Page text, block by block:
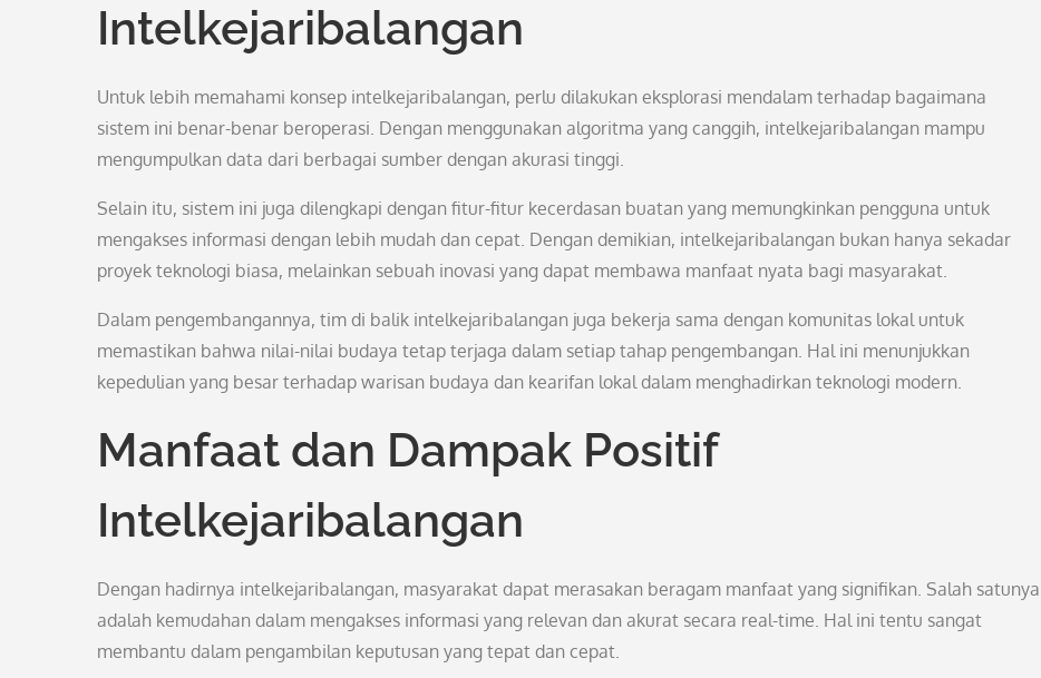
Intelkejaribalangan
Untuk lebih memahami konsep intelkejaribalangan, perlu dilakukan eksplorasi mendalam terhadap bagaimana
sistem ini benar-benar beroperasi. Dengan menggunakan algoritma yang canggih, intelkejaribalangan mampu
mengumpulkan data dari berbagai sumber dengan akurasi tinggi.
Selain itu, sistem ini juga dilengkapi dengan fitur-fitur kecerdasan buatan yang memungkinkan pengguna untuk
mengakses informasi dengan lebih mudah dan cepat. Dengan demikian, intelkejaribalangan bukan hanya sekadar
proyek teknologi biasa, melainkan sebuah inovasi yang dapat membawa manfaat nyata bagi masyarakat.
Dalam pengembangannya, tim di balik intelkejaribalangan juga bekerja sama dengan komunitas lokal untuk
memastikan bahwa nilai-nilai budaya tetap terjaga dalam setiap tahap pengembangan. Hal ini menunjukkan
kepedulian yang besar terhadap warisan budaya dan kearifan lokal dalam menghadirkan teknologi modern.
Manfaat dan Dampak Positif
Intelkejaribalangan
Dengan hadirnya intelkejaribalangan, masyarakat dapat merasakan beragam manfaat yang signifikan. Salah satunya
adalah kemudahan dalam mengakses informasi yang relevan dan akurat secara real-time. Hal ini tentu sangat
membantu dalam pengambilan keputusan yang tepat dan cepat.